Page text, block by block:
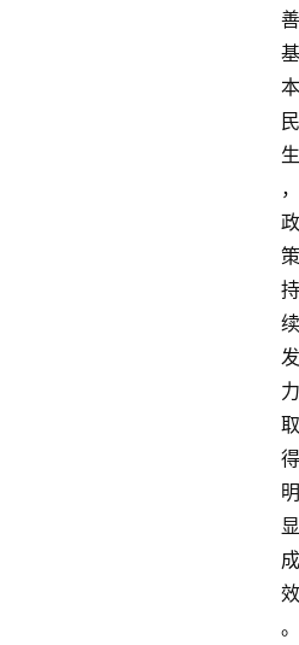
善
基
本
民
生
，
政
策
持
续
发
力
取
得
明
显
成
效
。